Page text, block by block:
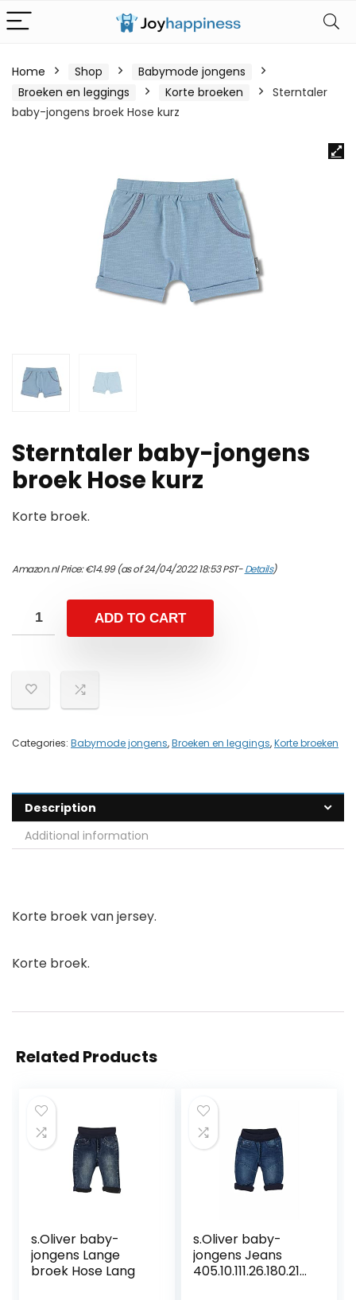
Home Shop
Babymode jongens
Broeken en leggings
Korte broeken
Sterntaler
baby-jongens broek Hose kurz
Sterntaler baby-jongens
broek Hose kurz
Korte broek.
Amazon.nl Price:€14.99(as of 24/04/2022 18:53 PST-Details)
ADD TO CART
Categories: Babymode jongens,Broeken en leggings,Korte broeken
Description
Additional information
Korte broek van jersey.
Korte broek.
Related Products
s.Oliver baby-
jongens Lange
broek Hose Lang
s.Oliver baby-
jongens Jeans
405.10.111.26.180.210